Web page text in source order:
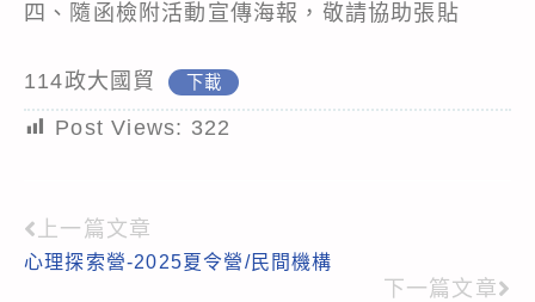
四、隨函檢附活動宣傳海報，敬請協助張貼
114政大國貿 下載
Post Views: 322
Read
more
上一篇文章
心理探索營-2025夏令營/民間機構
下一篇文章